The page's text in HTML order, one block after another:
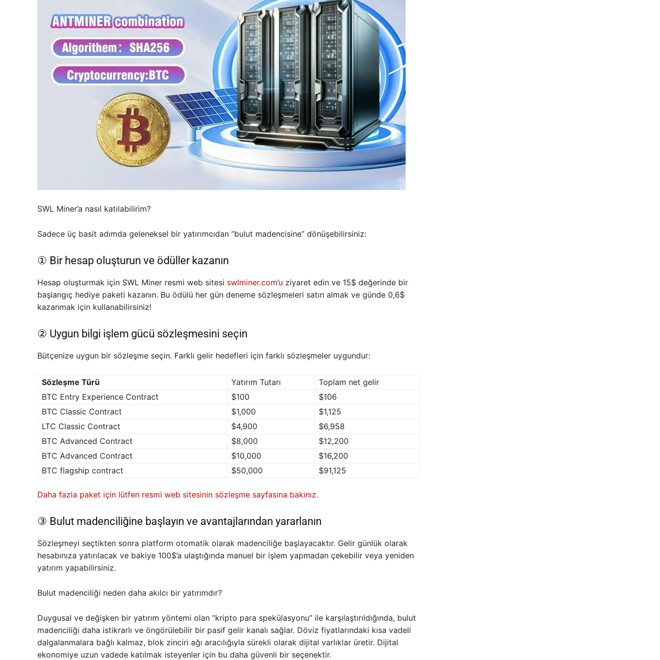
SWL Miner’a nasıl katılabilirim?
Sadece üç basit adımda geleneksel bir yatırımcıdan “bulut madencisine” dönüşebilirsiniz:
① Bir hesap oluşturun ve ödüller kazanın
Hesap oluşturmak için SWL Miner resmi web sitesi swlminer.com’u ziyaret edin ve 15$ değerinde bir
başlangıç hediye paketi kazanın. Bu ödülü her gün deneme sözleşmeleri satın almak ve günde 0,6$
kazanmak için kullanabilirsiniz!
② Uygun bilgi işlem gücü sözleşmesini seçin
Bütçenize uygun bir sözleşme seçin. Farklı gelir hedefleri için farklı sözleşmeler uygundur:
Sözleşme Türü Yatırım Tutarı
Toplam net gelir
BTC Entry Experience Contract
$100
$106
BTC Classic Contract
$1,000
$1,125
LTC Classic Contract
$4,900
$6,958
BTC Advanced Contract
$8,000
$12,200
BTC Advanced Contract
$10,000
$16,200
BTC flagship contract
$50,000 $91,125
Daha fazla paket için lütfen resmi web sitesinin sözleşme sayfasına bakınız.
③ Bulut madenciliğine başlayın ve avantajlarından yararlanın
Sözleşmeyi seçtikten sonra platform otomatik olarak madenciliğe başlayacaktır. Gelir günlük olarak
hesabınıza yatırılacak ve bakiye 100$’a ulaştığında manuel bir işlem yapmadan çekebilir veya yeniden
yatırım yapabilirsiniz.
Bulut madenciliği neden daha akılcı bir yatırımdır?
Duygusal ve değişken bir yatırım yöntemi olan “kripto para spekülasyonu” ile karşılaştırıldığında, bulut
madenciliği daha istikrarlı ve öngörülebilir bir pasif gelir kanalı sağlar. Döviz fiyatlarındaki kısa vadeli
dalgalanmalara bağlı kalmaz, blok zinciri ağı aracılığıyla sürekli olarak dijital varlıklar üretir. Dijital
ekonomiye uzun vadede katılmak isteyenler için bu daha güvenli bir seçenektir.